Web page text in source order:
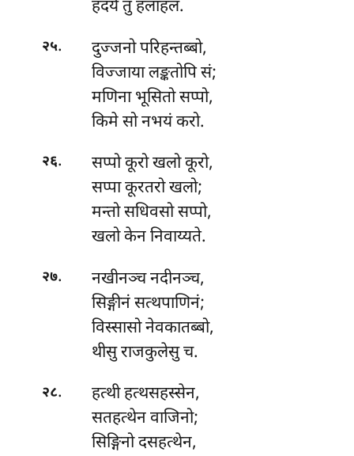
हदये तु हलाहलं.
२५.
दुज्जनो परिहन्तब्बो,
विज्जाया लङ्कतोपि सं;
मणिना भूसितो सप्पो,
किमे सो नभयं करो.
२६. सप्पोकूरो खलो कूरो,
सप्पा कूरतरो खलो;
मन्तो सधिवसो सप्पो,
खलो केन निवाय्यते.
२७. नखीनञ्चनदीनञ्च,
सिङ्गीनं सत्थपाणिनं;
विस्सासो नेवकातब्बो,
थीसु राजकुलेसु च.
२८. हत्थीहत्थसहस्सेन,
सतहत्थेन वाजिनो;
सिङ्गिनो दसहत्थेन,